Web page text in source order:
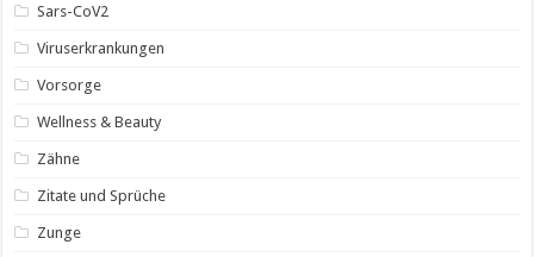
Sars-CoV2
Viruserkrankungen
Vorsorge
Wellness & Beauty
Zähne
Zitate und Sprüche
Zunge